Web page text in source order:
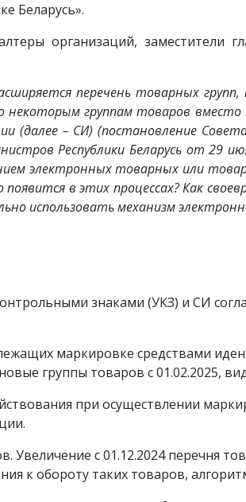
Беларусь».
организаций, заместители
перечень товарных
некоторым группам товаров
(далее – СИ) (постановление
Республики Беларусь от
электронных товарных или
в этих процессах? Как
использовать механизм
знаками (УКЗ) и СИ
маркировке средствами
группы товаров с 01.02.2025,
при осуществлении
Увеличение с 01.12.2024 перечня
к обороту таких товаров,